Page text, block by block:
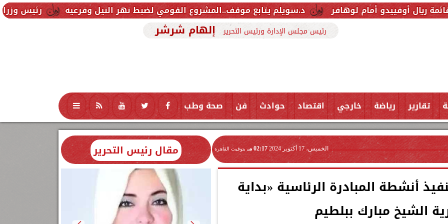
رئيس وزراء العراق يتلقى د.سويلم يتابع موقف..المشروع القومي لضبط نهر النيل وفرعيه أمام لوهافر
رئيس مجلس الإدارة ورئيس التحرير إلهام شرشر
تقارير رياضة خارجي اقتصاد حوادث فن صحة وطب تكنولوجيا منوعات محافظات
الخميس، 17 أكتوبر 2024 02:17 مـ بتوقيت القاهرة
أنشطة المبادرة الرئاسية «بداية
الشيخ مبارك ببلطيم
مقال رئيس التحرير